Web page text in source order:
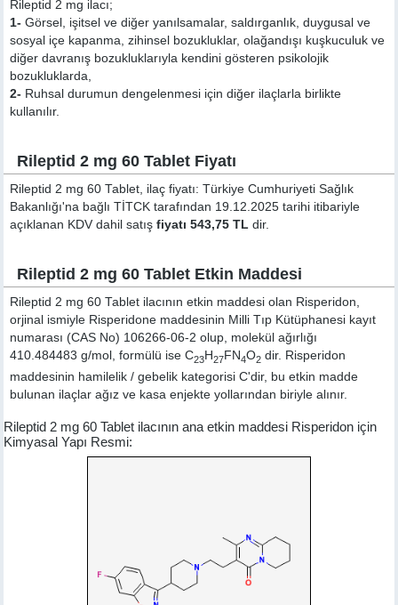
Rileptid 2 mg ilacı;
1- Görsel, işitsel ve diğer yanılsamalar, saldırganlık, duygusal ve
sosyal içe kapanma, zihinsel bozukluklar, olağandışı kuşkuculuk ve
diğer davranış bozukluklarıyla kendini gösteren psikolojik
bozukluklarda,
2- Ruhsal durumun dengelenmesi için diğer ilaçlarla birlikte
kullanılır.
Rileptid 2 mg 60 Tablet Fiyatı
Rileptid 2 mg 60 Tablet, ilaç fiyatı: Türkiye Cumhuriyeti Sağlık
Bakanlığı'na bağlı TİTCK tarafından 19.12.2025 tarihi itibariyle
açıklanan KDV dahil satışfiyatı 543,75 TL dir.
Rileptid 2 mg 60 Tablet Etkin Maddesi
Rileptid 2 mg 60 Tablet ilacının etkin maddesi olan Risperidon,
orjinal ismiyle Risperidone maddesinin Milli Tıp Kütüphanesi kayıt
numarası (CAS No) 106266-06-2 olup, molekül ağırlığı
410.484483 g/mol, formülü ise C23H27FN 4O2 dir. Risperidon
maddesinin hamilelik / gebelik kategorisi C'dir, bu etkin madde
bulunan ilaçlar ağız ve kasa enjekte yollarından biriyle alınır.
Rileptid 2 mg 60 Tablet ilacının ana etkin maddesi Risperidon için
Kimyasal Yapı Resmi: